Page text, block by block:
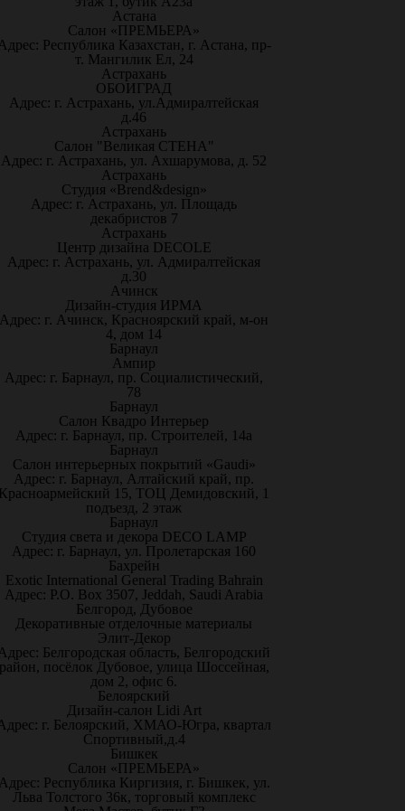
Астана
Салон «ПРЕМЬЕРА»
Республика Казахстан, г. Астана, пр-
т. Мангилик Ел, 24
Астрахань
ОБОИГРАД
Адрес: г. Астрахань, ул.Адмиралтейская
д.46
Астрахань
Салон "Великая СТЕНА"
Адрес: г. Астрахань, ул. Ахшарумова, д. 52
Астрахань
Студия «Brend&design»
Адрес: г. Астрахань, ул. Площадь
декабристов 7
Астрахань
Центр дизайна DECOLE
Адрес: г. Астрахань, ул. Адмиралтейская
д.30
Ачинск
Дизайн-студия ИРМА
Адрес: г. Ачинск, Красноярский край, м-он
4, дом 14
Барнаул
Ампир
Адрес: г. Барнаул, пр. Социалистический,
78
Барнаул
Салон Квадро Интерьер
Адрес: г. Барнаул, пр. Строителей, 14а
Барнаул
Салон интерьерных покрытий «Gaudi»
Адрес: г. Барнаул, Алтайский край, пр.
15, ТОЦ Демидовский, 1
подъезд, 2 этаж
Барнаул
Студия света и декора DECO LAMP
Адрес: г. Барнаул, ул. Пролетарская 160
Бахрейн
Exotic International General Trading Bahrain
Адрес: P.O. Box 3507, Jeddah, Saudi Arabia
Белгород, Дубовое
Декоративные отделочные материалы
Элит-Декор
Белгородская область, Белгородский
посёлок Дубовое, улица Шоссейная,
дом 2, офис 6.
Белоярский
Дизайн-салон Lidi Art
г. Белоярский, ХМАО-Югра, квартал
Спортивный,д.4
Бишкек
Салон «ПРЕМЬЕРА»
Республика Киргизия, г. Бишкек, ул.
Льва Толстого 36к, торговый комплекс